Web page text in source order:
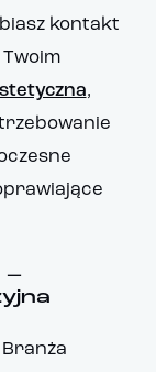
kontakt
,
–